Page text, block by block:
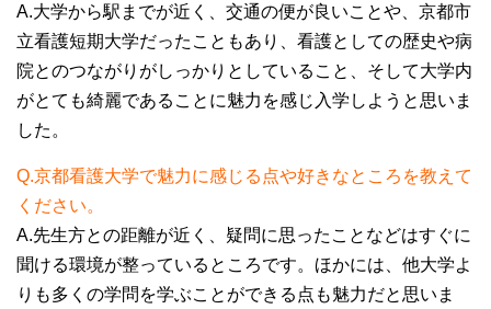
A.大学から駅までが近く、交通の便が良いことや、京都市
立看護短期大学だったこともあり、看護としての歴史や病
院とのつながりがしっかりとしていること、そして大学内
がとても綺麗であることに魅力を感じ入学しようと思いま
した。
Q.京都看護大学で魅力に感じる点や好きなところを教えて
ください。
A.先生方との距離が近く、疑問に思ったことなどはすぐに
聞ける環境が整っているところです。ほかには、他大学よ
りも多くの学問を学ぶことができる点も魅力だと思いま